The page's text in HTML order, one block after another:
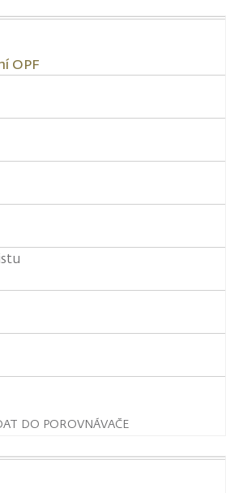
OPF
DO POROVNÁVAČE